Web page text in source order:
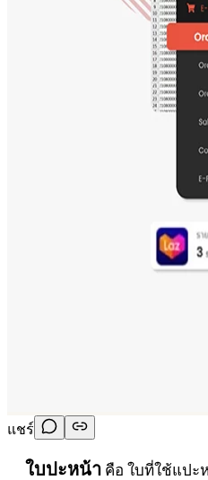
แชร์
ใบปะหน้า คือ ใบที่ใช้แปะ